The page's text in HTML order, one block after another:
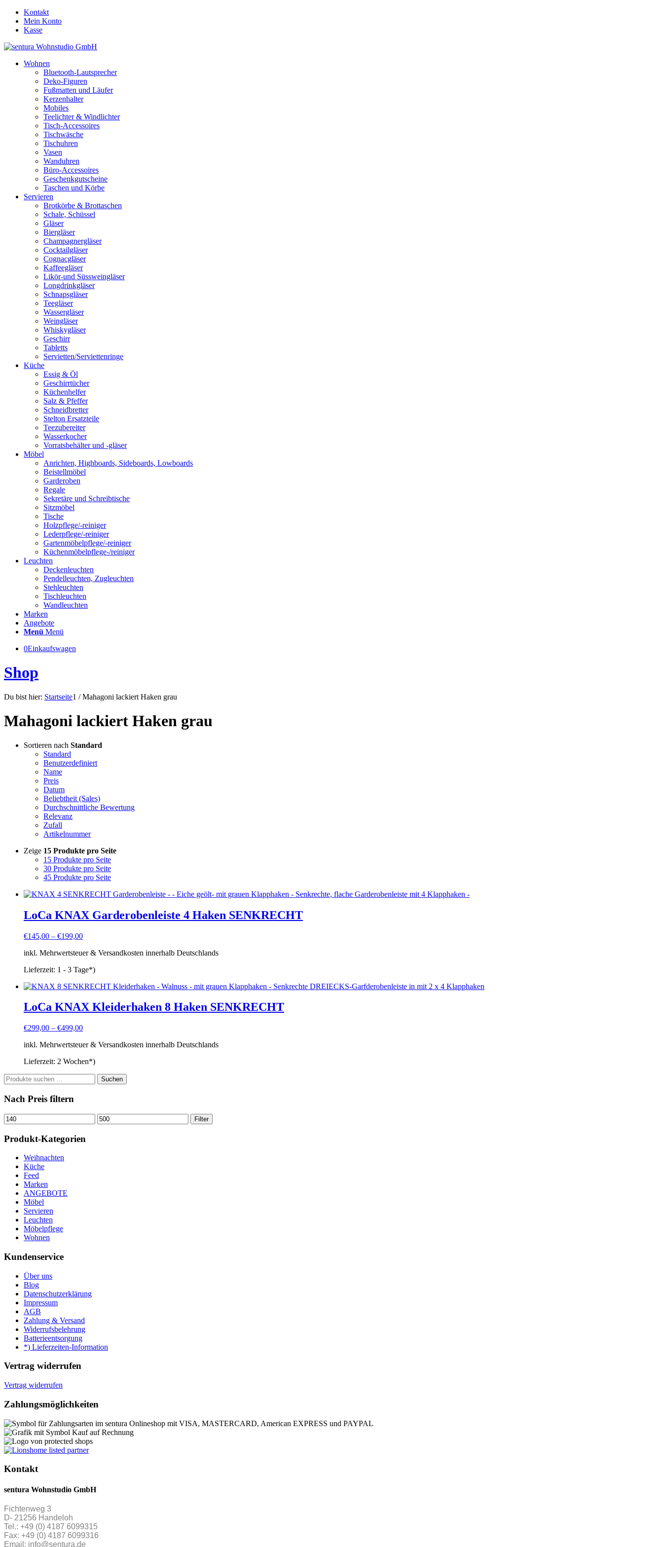
Kontakt
Mein Konto
Kasse
Wohnen
Bluetooth-Lautsprecher
Deko-Figuren
Fußmatten und Läufer
Kerzenhalter
Mobiles
Teelichter & Windlichter
Tisch-Accessoires
Tischwäsche
Tischuhren
Vasen
Wanduhren
Büro-Accessoires
Geschenkgutscheine
Taschen und Körbe
Servieren
Brotkörbe & Brottaschen
Schale, Schüssel
Gläser
Biergläser
Champagnergläser
Cocktailgläser
Cognacgläser
Kaffeegläser
Likör-und Süssweingläser
Longdrinkgläser
Schnapsgläser
Teegläser
Wassergläser
Weingläser
Whiskygläser
Geschirr
Tabletts
Servietten/Serviettenringe
Küche
Essig & Öl
Geschirrtücher
Küchenhelfer
Salz & Pfeffer
Schneidbretter
Stelton Ersatzteile
Teezubereiter
Wasserkocher
Vorratsbehälter und -gläser
Möbel
Anrichten, Highboards, Sideboards, Lowboards
Beistellmöbel
Garderoben
Regale
Sekretäre und Schreibtische
Sitzmöbel
Tische
Holzpflege/-reiniger
Lederpflege/-reiniger
Gartenmöbelpflege/-reiniger
Küchenmöbelpflege-/reiniger
Leuchten
Deckenleuchten
Pendelleuchten, Zugleuchten
Stehleuchten
Tischleuchten
Wandleuchten
Marken
Angebote
Menü Menü
0Einkaufswagen
Shop
Du bist hier: Startseite1 / Mahagoni lackiert Haken grau
Mahagoni lackiert Haken grau
Sortieren nach Standard
Standard
Benutzerdefiniert
Name
Preis
Datum
Beliebtheit (Sales)
Durchschnittliche Bewertung
Relevanz
Zufall
Artikelnummer
Zeige 15 Produkte pro Seite
15 Produkte pro Seite
30 Produkte pro Seite
45 Produkte pro Seite
LoCa KNAX Garderobenleiste 4 Haken SENKRECHT
€145,00 – €199,00
inkl. Mehrwertsteuer & Versandkosten innerhalb Deutschlands
Lieferzeit: 1 - 3 Tage*)
LoCa KNAX Kleiderhaken 8 Haken SENKRECHT
€299,00 – €499,00
inkl. Mehrwertsteuer & Versandkosten innerhalb Deutschlands
Lieferzeit: 2 Wochen*)
Suchen
nach:
Suchen
Nach Preis filtern
Min.
Preis
Max.
Preis
Filter
Produkt-Kategorien
Weihnachten
Küche
Feed
Marken
ANGEBOTE
Möbel
Servieren
Leuchten
Möbelpflege
Wohnen
Kundenservice
Über uns
Blog
Datenschutzerklärung
Impressum
AGB
Zahlung & Versand
Widerrufsbelehrung
Batterieentsorgung
*) Lieferzeiten-Information
Vertrag widerrufen
Vertrag widerrufen
Zahlungsmöglichkeiten
Kontakt
sentura Wohnstudio GmbH
Fichtenweg 3
D- 21256 Handeloh
Tel.: +49 (0) 4187 6099315
Fax: +49 (0) 4187 6099316
Email: info@sentura.de